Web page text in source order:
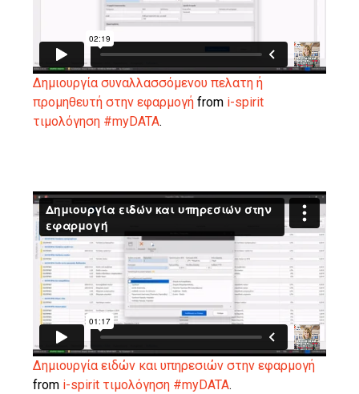
Δημιουργία συναλλασσόμενου πελατη ή
προμηθευτή στην εφαρμογή from i-spirit
τιμολόγηση #myDATA.
Δημιουργία ειδών και υπηρεσιών στην εφαρμογή
from i-spirit τιμολόγηση #myDATA.